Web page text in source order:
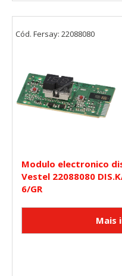
Modulo electronico
Vestel 22088080
6/GR
Cód. Fersay: 22088080